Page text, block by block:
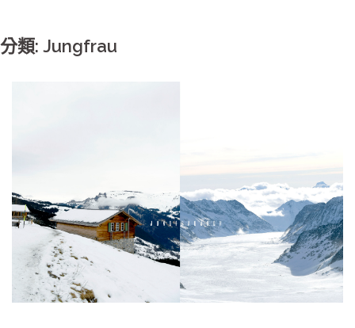
分類: Jungfrau